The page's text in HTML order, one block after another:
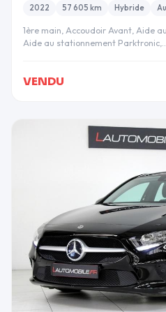
2022 57 605 km Hybride
1ère main, Accoudoir Avant, Aide
Aide au stationnement
VENDU